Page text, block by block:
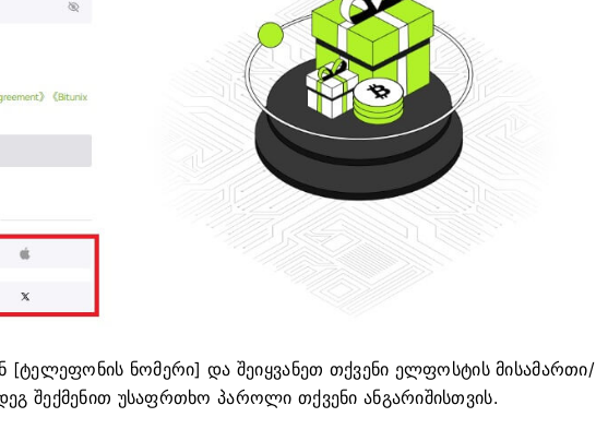
ნომერი] და შეიყვანეთ თქვენი ელფოსტის მისამართი/
შექმენით უსაფრთხო პაროლი თქვენი ანგარიშისთვის.